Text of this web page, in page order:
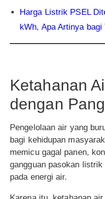
Harga Listrik PSEL
kWh, Apa Artinya
Ketahanan
dengan
Pengelolaan air yang
bagi kehidupan
memicu gagal panen,
gangguan pasokan
pada energi air.